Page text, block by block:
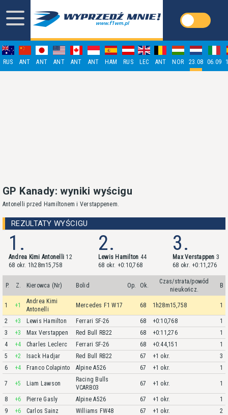
RUS ANT ANT ANT ANT ANT HAM RUS LEC ANT NOR 23.08 06.09
GP Kanady: wyniki wyścigu
Antonelli przed Hamiltonem i Verstappenem.
REZULTATY WYŚCIGU
1.
Andrea Kimi Antonelli 12
68 okr. 1h28m15,758
2.
Lewis Hamilton 44
68 okr. +0:10,768
3.
Max Verstappen 3
68 okr. +0:11,276
P. Z. Kierowca (Nr) Bolid Op. Ok.
Czas/strata/powód
nieukończ.
B
1 +1
Andrea Kimi
Antonelli
Mercedes F1 W17 68 1h28m15,758 1
2 +3 Lewis Hamilton Ferrari SF-26 68 +0:10,768
1
3
+3 Max Verstappen Red Bull RB22 68 +0:11,276
1
4
+4 Charles Leclerc Ferrari SF-26 68 +0:44,151
1
5
+2 Isack Hadjar Red Bull RB22 67 +1 okr.
3
6
+4 Franco Colapinto Alpine A526 67 +1 okr. 1
7 +5 Liam Lawson
Racing Bulls
VCARB03
67 +1 okr. 1
8 +6 Pierre Gasly Alpine A526 67 +1 okr.
1
9
+6 Carlos Sainz Williams FW48 67 +1 okr.
2